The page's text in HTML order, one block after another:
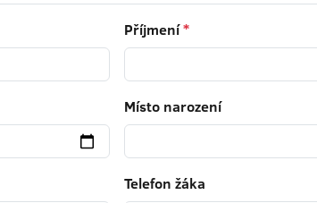
Příjmení*
Místo narození
Telefon žáka